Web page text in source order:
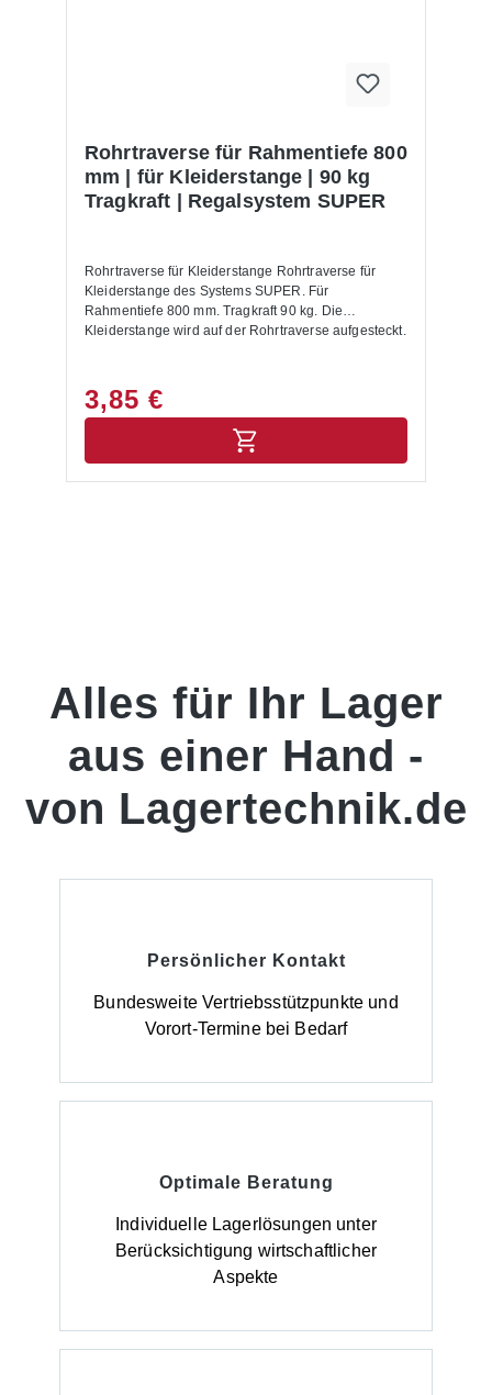
Rohrtraverse für Rahmentiefe 800
mm | für Kleiderstange | 90 kg
Tragkraft | Regalsystem SUPER
Rohrtraverse für Kleiderstange Rohrtraverse für
Kleiderstange des Systems SUPER. Für
Rahmentiefe 800 mm. Tragkraft 90 kg. Die
Kleiderstange wird auf der Rohrtraverse aufgesteckt.
3,85 €
Alles für Ihr Lager
aus einer Hand -
von Lagertechnik.de
Persönlicher Kontakt
Bundesweite Vertriebsstützpunkte und
Vorort-Termine bei Bedarf
Optimale Beratung
Individuelle Lagerlösungen unter
Berücksichtigung wirtschaftlicher
Aspekte